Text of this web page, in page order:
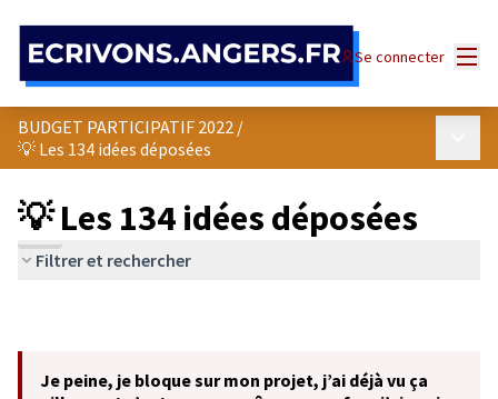
Se connecter
BUDGET PARTICIPATIF 2022 /
💡 Les 134 idées déposées
💡 Les 134 idées déposées
Filtrer et rechercher
Je peine, je bloque sur mon projet, j’ai déjà vu ça